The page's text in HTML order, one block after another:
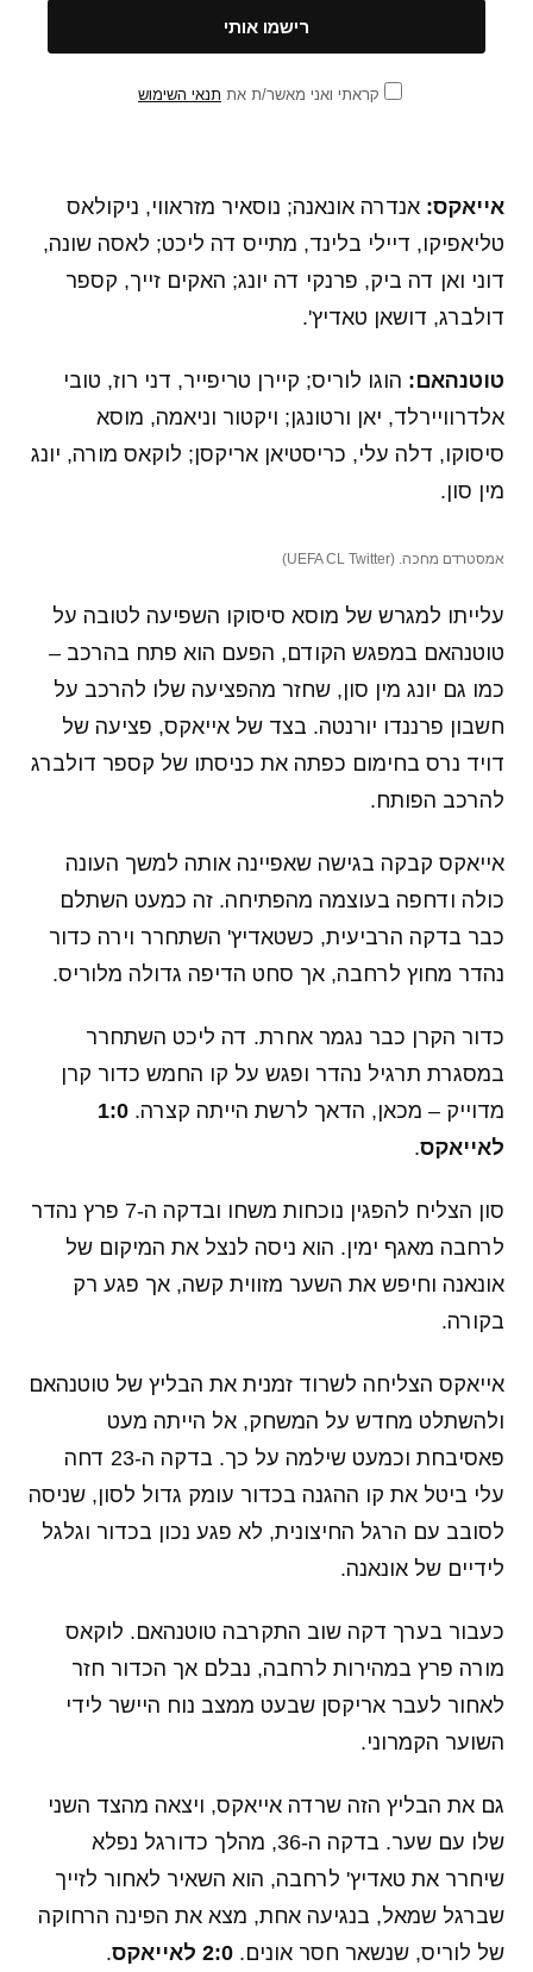
קראתי ואני מאשר/ת את תנאי השימוש
אייאקס: אנדרה אונאנה; נוסאיר מזראווי, ניקולאס
טליאפיקו, דיילי בלינד, מתייס דה ליכט; לאסה שונה,
דוני ואן דה ביק, פרנקי דה יונג; האקים זייך, קספר
דולברג, דושאן טאדיץ'.
טוטנהאם: הוגו לוריס; קיירן טריפייר, דני רוז, טובי
אלדרוויירלד, יאן ורטונגן; ויקטור וניאמה, מוסא
סיסוקו, דלה עלי, כריסטיאן אריקסן; לוקאס מורה, יונג
מין סון.
אמסטרדם מחכה. (UEFA CL Twitter)
עלייתו למגרש של מוסא סיסוקו השפיעה לטובה על
טוטנהאם במפגש הקודם, הפעם הוא פתח בהרכב –
כמו גם יונג מין סון, שחזר מהפציעה שלו להרכב על
חשבון פרננדו יורנטה. בצד של אייאקס, פציעה של
דויד נרס בחימום כפתה את כניסתו של קספר דולברג
להרכב הפותח.
אייאקס קבקה בגישה שאפיינה אותה למשך העונה
כולה ודחפה בעוצמה מהפתיחה. זה כמעט השתלם
כבר בדקה הרביעית, כשטאדיץ' השתחרר וירה כדור
נהדר מחוץ לרחבה, אך סחט הדיפה גדולה מלוריס.
כדור הקרן כבר נגמר אחרת. דה ליכט השתחרר
במסגרת תרגיל נהדר ופגש על קו החמש כדור קרן
מדוייק – מכאן, הדאך לרשת הייתה קצרה. 1:0
לאייאקס.
סון הצליח להפגין נוכחות משחו ובדקה ה-7 פרץ נהדר
לרחבה מאגף ימין. הוא ניסה לנצל את המיקום של
אונאנה וחיפש את השער מזווית קשה, אך פגע רק
בקורה.
אייאקס הצליחה לשרוד זמנית את הבליץ של טוטנהאם
ולהשתלט מחדש על המשחק, אל הייתה מעט
פאסיבחת וכמעט שילמה על כך. בדקה ה-23 דחה
עלי ביטל את קו ההגנה בכדור עומק גדול לסון, שניסה
לסובב עם הרגל החיצונית, לא פגע נכון בכדור וגלגל
לידיים של אונאנה.
כעבור בערך דקה שוב התקרבה טוטנהאם. לוקאס
מורה פרץ במהירות לרחבה, נבלם אך הכדור חזר
לאחור לעבר אריקסן שבעט ממצב נוח היישר לידי
השוער הקמרוני.
גם את הבליץ הזה שרדה אייאקס, ויצאה מהצד השני
שלו עם שער. בדקה ה-36, מהלך כדורגל נפלא
שיחרר את טאדיץ' לרחבה, הוא השאיר לאחור לזייך
שברגל שמאל, בנגיעה אחת, מצא את הפינה הרחוקה
של לוריס, שנשאר חסר אונים. 2:0 לאייאקס .